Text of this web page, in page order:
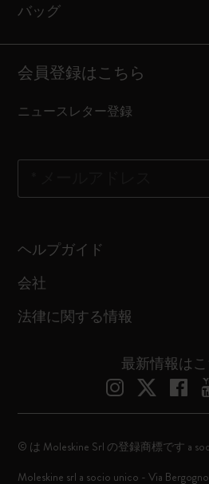
バッグ
会員登録はこちら
ニュースレター登録
ヘルプガイド
会社
法律に関する情報
最新情報は
© は Moleskine Srl の登録商標です a
Moleskine srl a socio unico - Via